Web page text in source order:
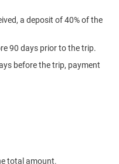
a deposit of 40% of the
90 days prior to the trip.
before the trip, payment
total amount.